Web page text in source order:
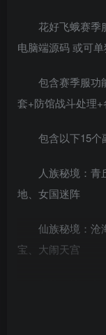
花好飞蛾赛季
电脑端源码 或可
包含赛季服功
套+防馆战斗处理+
包含以下15个
人族秘境：
地、女国迷阵
仙族秘境：沧
宝、大闹天宫